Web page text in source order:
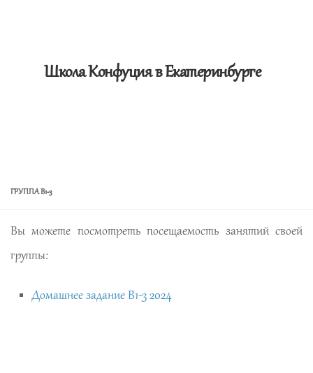
Школа Конфуция в Екатеринбурге
ГРУППА В1-3
Вы можете посмотреть посещаемость занятий своей
группы:
Домашнее задание В1-3 2024